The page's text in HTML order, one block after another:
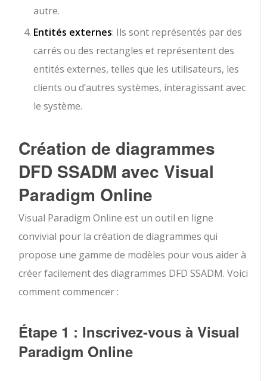
autre.
Entités externes: Ils sont représentés par des
carrés ou des rectangles et représentent des
entités externes, telles que les utilisateurs, les
clients ou d’autres systèmes, interagissant avec
le système.
Création de diagrammes
DFD SSADM avec Visual
Paradigm Online
Visual Paradigm Online est un outil en ligne
convivial pour la création de diagrammes qui
propose une gamme de modèles pour vous aider à
créer facilement des diagrammes DFD SSADM. Voici
comment commencer :
Étape 1 : Inscrivez-vous à Visual
Paradigm Online